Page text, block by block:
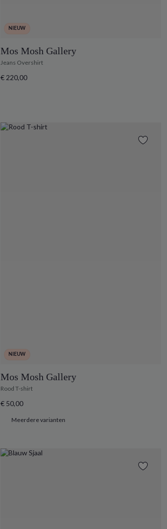
NIEUW
Mos Mosh Gallery
Jeans Overshirt
€ 220,00
NIEUW
Mos Mosh Gallery
Rood T-shirt
€ 50,00
Meerdere varianten